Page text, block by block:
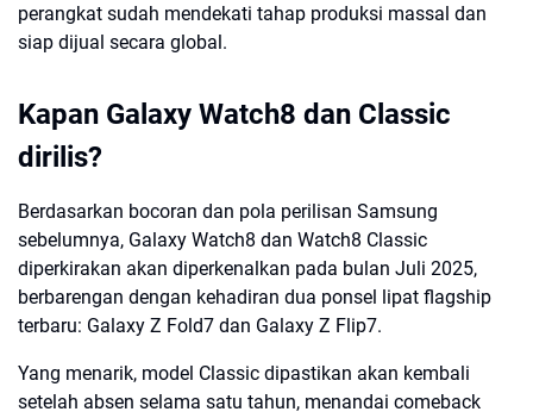
perangkat sudah mendekati tahap produksi massal dan
siap dijual secara global.
Kapan Galaxy Watch8 dan Classic
dirilis?
Berdasarkan bocoran dan pola perilisan Samsung
sebelumnya, Galaxy Watch8 dan Watch8 Classic
diperkirakan akan diperkenalkan pada bulan Juli 2025,
berbarengan dengan kehadiran dua ponsel lipat flagship
terbaru: Galaxy Z Fold7 dan Galaxy Z Flip7.
Yang menarik, model Classic dipastikan akan kembali
setelah absen selama satu tahun, menandai comeback